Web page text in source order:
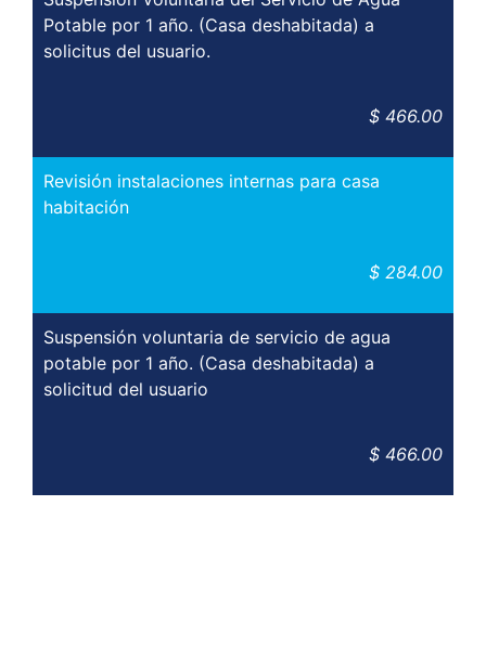
Potable por 1 año. (Casa deshabitada) a
solicitus del usuario.
$ 466.00
Revisión instalaciones internas para casa
habitación
$ 284.00
Suspensión voluntaria de servicio de agua
potable por 1 año. (Casa deshabitada) a
solicitud del usuario
$ 466.00